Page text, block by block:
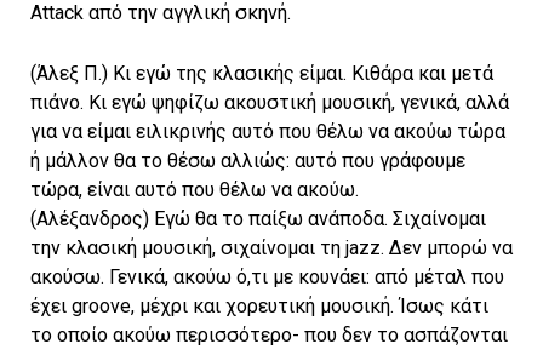
Attack από την αγγλική σκηνή.
(Άλεξ Π.) Κι εγώ της κλασικής είμαι. Κιθάρα και μετά
πιάνο. Κι εγώ ψηφίζω ακουστική μουσική, γενικά, αλλά
για να είμαι ειλικρινής αυτό που θέλω να ακούω τώρα
ή μάλλον θα το θέσω αλλιώς: αυτό που γράφουμε
τώρα, είναι αυτό που θέλω να ακούω.
(Αλέξανδρος) Εγώ θα το παίξω ανάποδα. Σιχαίνομαι
την κλασική μουσική, σιχαίνομαι τη jazz. Δεν μπορώ να
ακούσω. Γενικά, ακούω ό,τι με κουνάει: από μέταλ που
έχει groove, μέχρι και χορευτική μουσική. Ίσως κάτι
το οποίο ακούω περισσότερο- που δεν το ασπάζονται